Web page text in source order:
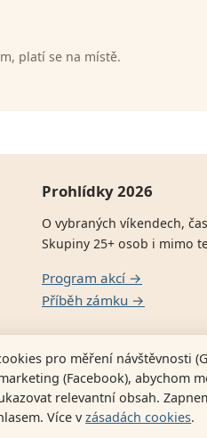
platí se na místě.
Prohlídky 2026
O vybraných víkendech,
Skupiny 25+ osob i mimo
Program akcí →
Příběh zámku →
IČ: 14287765 ·Zásady cookies
pro měření návštěvnosti
(Facebook), abychom
relevantní obsah.
Více vzásadách cookies.